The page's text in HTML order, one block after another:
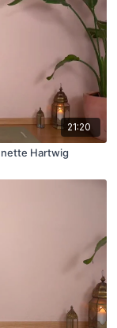
21:20
Hartwig